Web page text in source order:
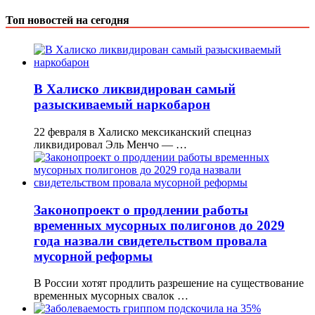
Топ новостей на сегодня
В Халиско ликвидирован самый
разыскиваемый наркобарон
22 февраля в Халиско мексиканский спецназ
ликвидировал Эль Менчо — …
Законопроект о продлении работы
временных мусорных полигонов до 2029
года назвали свидетельством провала
мусорной реформы
В России хотят продлить разрешение на существование
временных мусорных свалок …